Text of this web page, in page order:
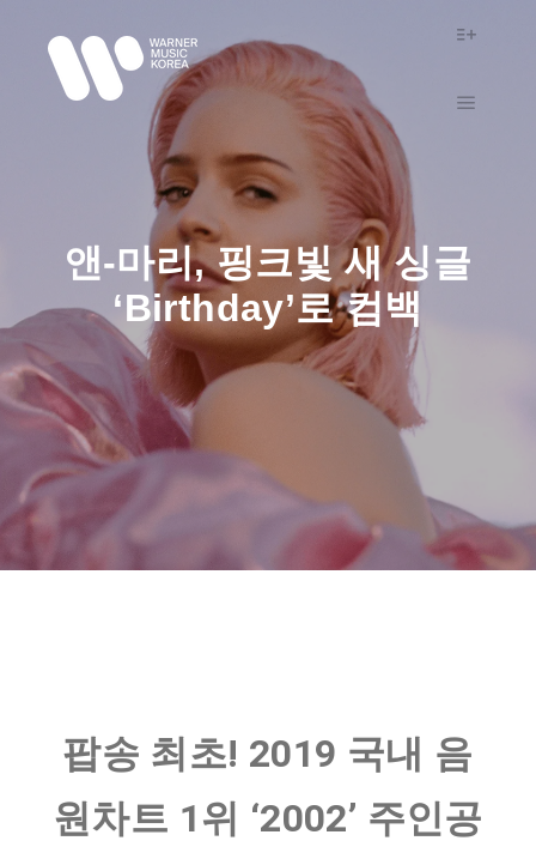
앤-마리, 핑크빛 새 싱글
‘Birthday’로 컴백
팝송 최초! 2019 국내 음
원차트 1위 ‘2002’ 주인공